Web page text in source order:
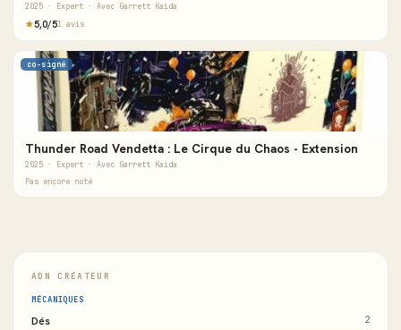
2025 · Expert · Avec Garrett Kaida
5,0/51 avis
co-signé
Thunder Road Vendetta : Le Cirque du Chaos - Extension
2025 · Expert · Avec Garrett Kaida
Pas encore noté
ADN CRÉATEUR
MÉCANIQUES
Dés 2